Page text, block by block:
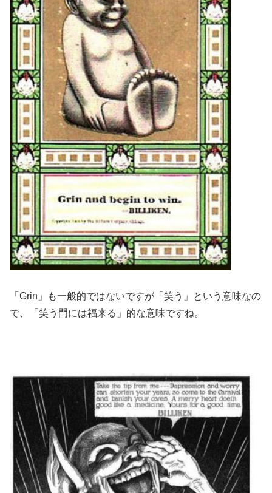
「Grin」も一般的ではないですが「笑う」という意味なの
で、「笑う門には福来る」的な意味ですね。